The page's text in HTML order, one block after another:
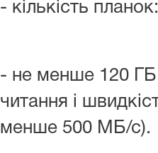
- кількість
- не менше 120
читання і
менше 500 МБ/с).